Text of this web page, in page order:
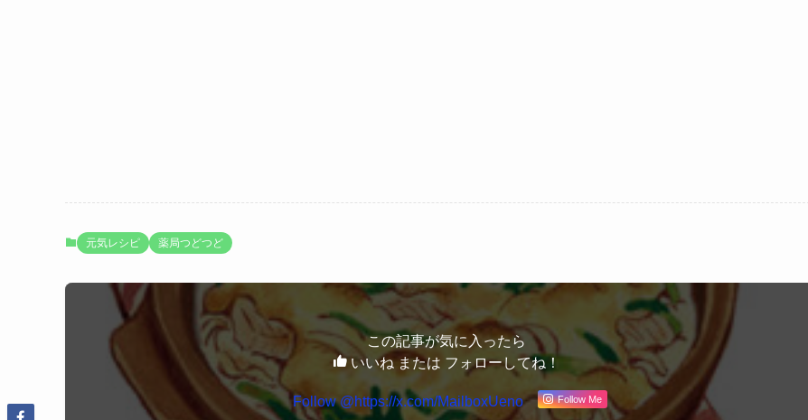
元気レシピ 薬局つどつど
この記事が気に入ったら
いいね または フォローしてね！
Follow @https://x.com/MailboxUeno Follow Me